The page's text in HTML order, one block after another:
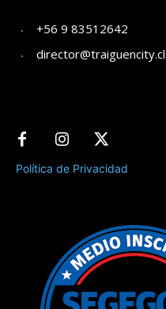
+56 9 83512642
director@traiguencity.cl
Política de Privacidad